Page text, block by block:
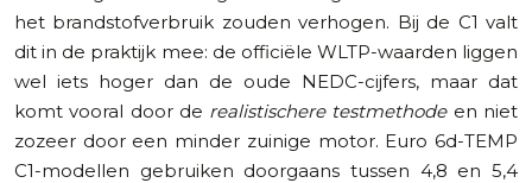
het brandstofverbruik zouden verhogen. Bij de C1 valt
dit in de praktijk mee: de officiële WLTP-waarden liggen
wel iets hoger dan de oude NEDC-cijfers, maar dat
komt vooral door de realistischere testmethodeen niet
zozeer door een minder zuinige motor. Euro 6d-TEMP
C1-modellen gebruiken doorgaans tussen 4,8 en 5,4